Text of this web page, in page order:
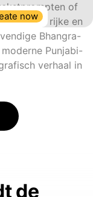
now
of
cultureel rijke en
Bhangra-
Punjabi-
verhaal in
de